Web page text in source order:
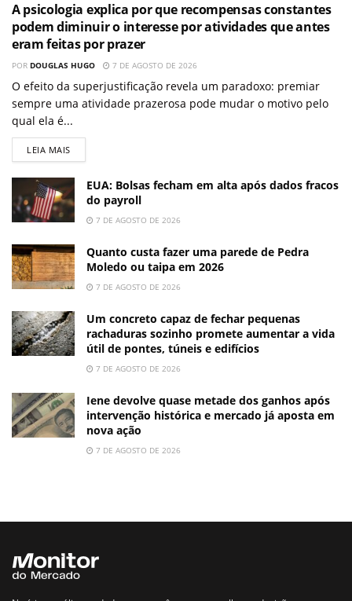
A psicologia explica por que recompensas constantes
podem diminuir o interesse por atividades que antes
eram feitas por prazer
POR DOUGLAS HUGO 7 DE AGOSTO DE 2026
O efeito da superjustificação revela um paradoxo: premiar
sempre uma atividade prazerosa pode mudar o motivo pelo
qual ela é...
LEIA MAIS
EUA: Bolsas fecham em alta após dados fracos
do payroll
7 DE AGOSTO DE 2026
Quanto custa fazer uma parede de Pedra
Moledo ou taipa em 2026
7 DE AGOSTO DE 2026
Um concreto capaz de fechar pequenas
rachaduras sozinho promete aumentar a vida
útil de pontes, túneis e edifícios
7 DE AGOSTO DE 2026
Iene devolve quase metade dos ganhos após
intervenção histórica e mercado já aposta em
nova ação
7 DE AGOSTO DE 2026